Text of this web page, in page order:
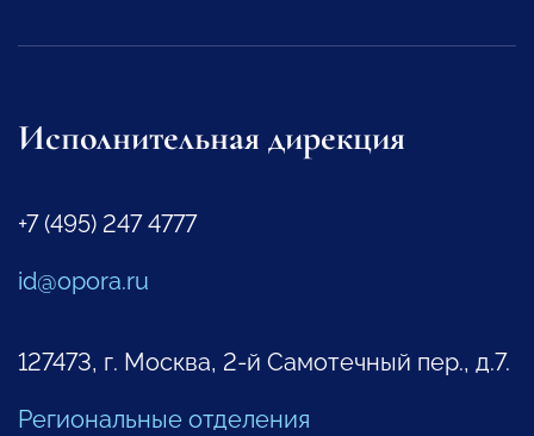
Исполнительная дирекция
+7 (495) 247 4777
id@opora.ru
127473, г. Москва, 2-й Самотечный пер., д.7.
Региональные отделения